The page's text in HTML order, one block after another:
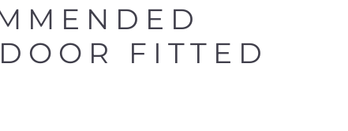
FITTED